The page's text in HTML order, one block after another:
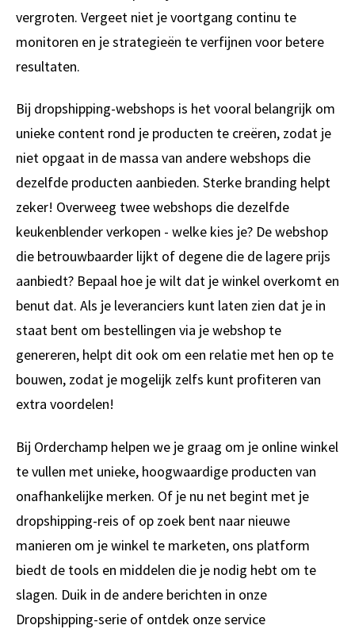
vergroten. Vergeet niet je voortgang continu te
monitoren en je strategieën te verfijnen voor betere
resultaten.
Bij dropshipping-webshops is het vooral belangrijk om
unieke content rond je producten te creëren, zodat je
niet opgaat in de massa van andere webshops die
dezelfde producten aanbieden. Sterke branding helpt
zeker! Overweeg twee webshops die dezelfde
keukenblender verkopen - welke kies je? De webshop
die betrouwbaarder lijkt of degene die de lagere prijs
aanbiedt? Bepaal hoe je wilt dat je winkel overkomt en
benut dat. Als je leveranciers kunt laten zien dat je in
staat bent om bestellingen via je webshop te
genereren, helpt dit ook om een relatie met hen op te
bouwen, zodat je mogelijk zelfs kunt profiteren van
extra voordelen!
Bij Orderchamp helpen we je graag om je online winkel
te vullen met unieke, hoogwaardige producten van
onafhankelijke merken. Of je nu net begint met je
dropshipping-reis of op zoek bent naar nieuwe
manieren om je winkel te marketen, ons platform
biedt de tools en middelen die je nodig hebt om te
slagen. Duik in de andere berichten in onze
Dropshipping-serie of ontdek onze service